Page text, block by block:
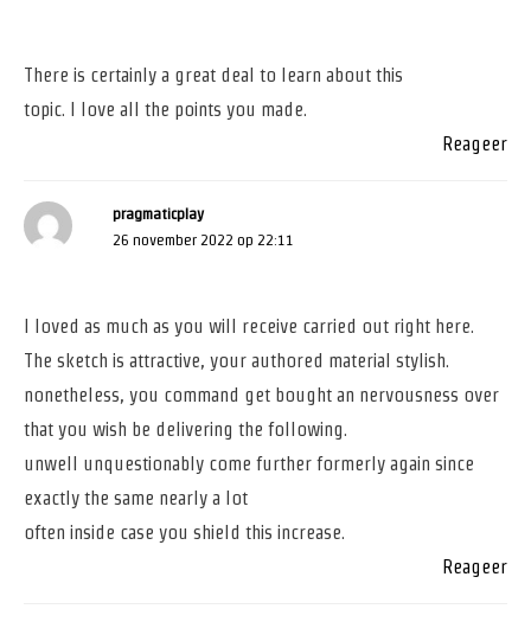
There is certainly a great deal to learn about this
topic. I love all the points you made.
Reageer
pragmaticplay
26 november 2022 op 22:11
I loved as much as you will receive carried out right here.
The sketch is attractive, your authored material stylish.
nonetheless, you command get bought an nervousness over
that you wish be delivering the following.
unwell unquestionably come further formerly again since
exactly the same nearly a lot
often inside case you shield this increase.
Reageer